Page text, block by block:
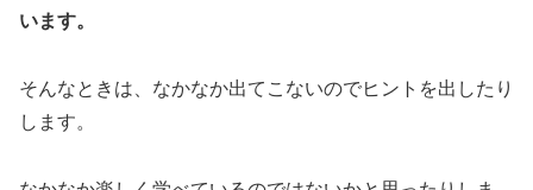
います。
そんなときは、なかなか出てこないのでヒントを出したり
します。